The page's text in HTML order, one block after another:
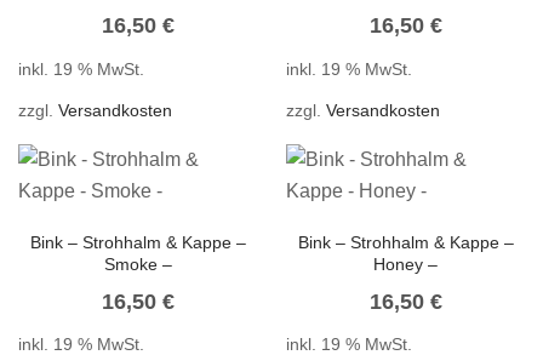
16,50 €
inkl. 19 % MwSt.
zzgl. Versandkosten
16,50 €
inkl. 19 % MwSt.
zzgl. Versandkosten
Bink – Strohhalm & Kappe –
Smoke –
16,50 €
inkl. 19 % MwSt.
Bink – Strohhalm & Kappe –
Honey –
16,50 €
inkl. 19 % MwSt.